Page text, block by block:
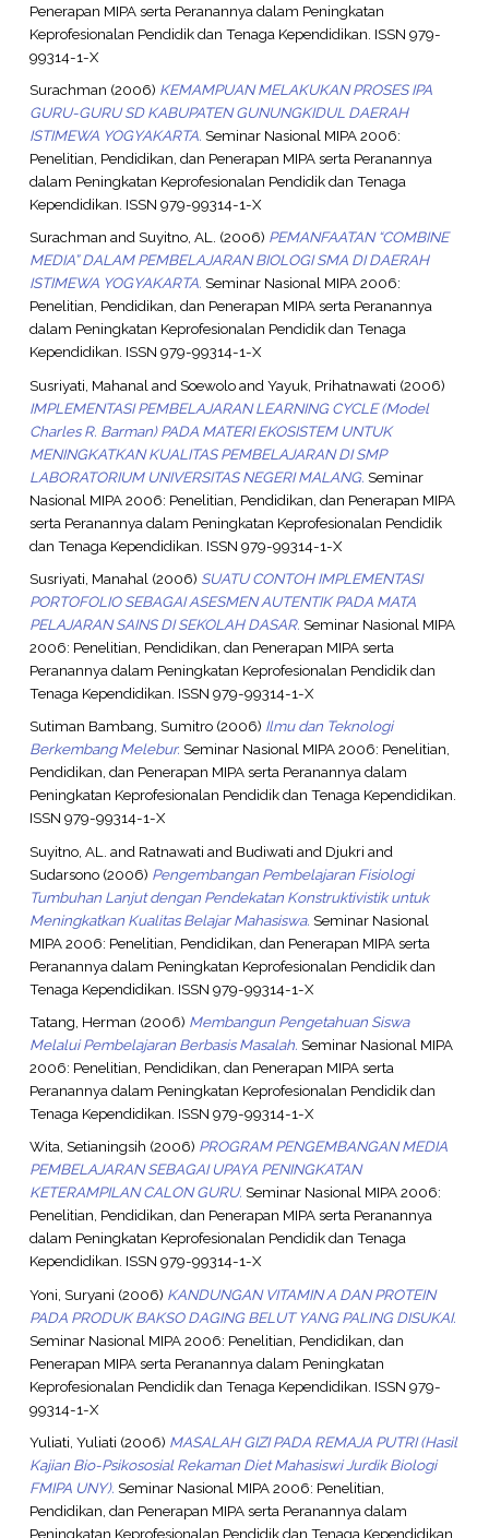
Penerapan MIPA serta Peranannya dalam Peningkatan
Keprofesionalan Pendidik dan Tenaga Kependidikan. ISSN 979-
99314-1-X
Surachman (2006) KEMAMPUAN MELAKUKAN PROSES IPA
GURU-GURU SD KABUPATEN GUNUNGKIDUL DAERAH
ISTIMEWA YOGYAKARTA. Seminar Nasional MIPA 2006:
Penelitian, Pendidikan, dan Penerapan MIPA serta Peranannya
dalam Peningkatan Keprofesionalan Pendidik dan Tenaga
Kependidikan. ISSN 979-99314-1-X
Surachman andSuyitno, AL. (2006) PEMANFAATAN “COMBINE
MEDIA” DALAM PEMBELAJARAN BIOLOGI SMA DI DAERAH
ISTIMEWA YOGYAKARTA. Seminar Nasional MIPA 2006:
Penelitian, Pendidikan, dan Penerapan MIPA serta Peranannya
dalam Peningkatan Keprofesionalan Pendidik dan Tenaga
Kependidikan. ISSN 979-99314-1-X
Susriyati, Mahanal and Soewoloand Yayuk, Prihatnawati (2006)
IMPLEMENTASI PEMBELAJARAN LEARNING CYCLE (Model
Charles R. Barman) PADA MATERI EKOSISTEM UNTUK
MENINGKATKAN KUALITAS PEMBELAJARAN DI SMP
LABORATORIUM UNIVERSITAS NEGERI MALANG. Seminar
Nasional MIPA 2006: Penelitian, Pendidikan, dan Penerapan MIPA
serta Peranannya dalam Peningkatan Keprofesionalan Pendidik
dan Tenaga Kependidikan. ISSN 979-99314-1-X
Susriyati, Manahal (2006) SUATU CONTOH IMPLEMENTASI
PORTOFOLIO SEBAGAI ASESMEN AUTENTIK PADA MATA
PELAJARAN SAINS DI SEKOLAH DASAR. Seminar Nasional MIPA
2006: Penelitian, Pendidikan, dan Penerapan MIPA serta
Peranannya dalam Peningkatan Keprofesionalan Pendidik dan
Tenaga Kependidikan. ISSN 979-99314-1-X
Sutiman Bambang, Sumitro(2006) Ilmu dan Teknologi
Berkembang Melebur. Seminar Nasional MIPA 2006: Penelitian,
Pendidikan, dan Penerapan MIPA serta Peranannya dalam
Peningkatan Keprofesionalan Pendidik dan Tenaga Kependidikan.
ISSN 979-99314-1-X
Suyitno, AL.
and Ratnawati and Budiwati and Djukri and
Sudarsono(2006) Pengembangan Pembelajaran Fisiologi
Tumbuhan Lanjut dengan Pendekatan Konstruktivistik untuk
Meningkatkan Kualitas Belajar Mahasiswa. Seminar Nasional
MIPA 2006: Penelitian, Pendidikan, dan Penerapan MIPA serta
Peranannya dalam Peningkatan Keprofesionalan Pendidik dan
Tenaga Kependidikan. ISSN 979-99314-1-X
Tatang, Herman (2006) Membangun Pengetahuan Siswa
Melalui Pembelajaran Berbasis Masalah. Seminar Nasional MIPA
2006: Penelitian, Pendidikan, dan Penerapan MIPA serta
Peranannya dalam Peningkatan Keprofesionalan Pendidik dan
Tenaga Kependidikan. ISSN 979-99314-1-X
Wita, Setianingsih (2006) PROGRAM PENGEMBANGAN MEDIA
PEMBELAJARAN SEBAGAI UPAYA PENINGKATAN
KETERAMPILAN CALON GURU. Seminar Nasional MIPA 2006:
Penelitian, Pendidikan, dan Penerapan MIPA serta Peranannya
dalam Peningkatan Keprofesionalan Pendidik dan Tenaga
Kependidikan. ISSN 979-99314-1-X
Yoni, Suryani (2006) KANDUNGAN VITAMIN A DAN PROTEIN
PADA PRODUK BAKSO DAGING BELUT YANG PALING DISUKAI.
Seminar Nasional MIPA 2006: Penelitian, Pendidikan, dan
Penerapan MIPA serta Peranannya dalam Peningkatan
Keprofesionalan Pendidik dan Tenaga Kependidikan. ISSN 979-
99314-1-X
Yuliati, Yuliati (2006) MASALAH GIZI PADA REMAJA PUTRI (Hasil
Kajian Bio-Psikososial Rekaman Diet Mahasiswi Jurdik Biologi
FMIPA UNY). Seminar Nasional MIPA 2006: Penelitian,
Pendidikan, dan Penerapan MIPA serta Peranannya dalam
Peningkatan Keprofesionalan Pendidik dan Tenaga Kependidikan.